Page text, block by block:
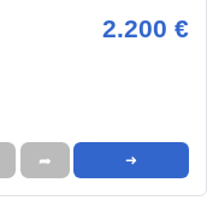
2.200 €
➦ ➜